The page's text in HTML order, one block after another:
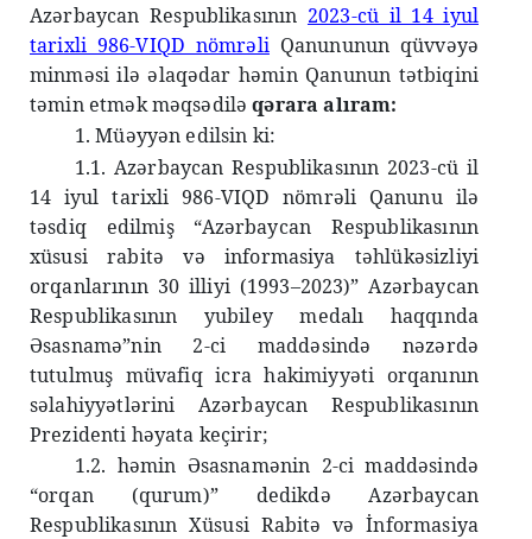
Azərbaycan Respublikasının 2023-cü il 14 iyul
tarixli 986-VIQD nömrəliQanununun qüvvəyə
minməsi ilə əlaqədar həmin Qanunun tətbiqini
təmin etmək məqsədiləqərara alıram:
1. Müəyyən edilsin ki:
1.1. Azərbaycan Respublikasının 2023-cü il
14 iyul tarixli 986-VIQD nömrəli Qanunu ilə
təsdiq edilmiş “Azərbaycan Respublikasının
xüsusi rabitə və informasiya təhlükəsizliyi
orqanlarının 30 illiyi (1993–2023)” Azərbaycan
Respublikasının yubiley medalı haqqında
Əsasnamə”nin 2-ci maddəsində nəzərdə
tutulmuş müvafiq icra hakimiyyəti orqanının
səlahiyyətlərini Azərbaycan Respublikasının
Prezidenti həyata keçirir;
1.2. həmin Əsasnamənin 2-ci maddəsində
“orqan (qurum)” dedikdə Azərbaycan
Respublikasının Xüsusi Rabitə və İnformasiya